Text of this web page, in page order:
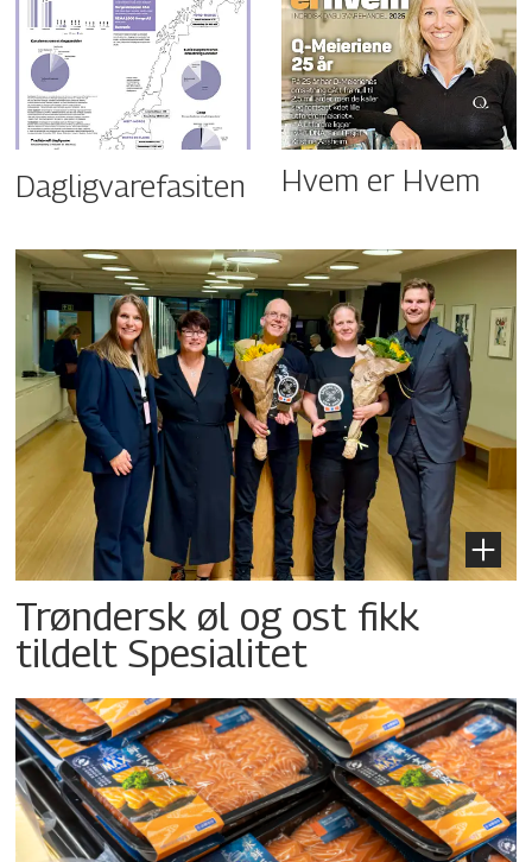
Dagligvarefasiten Hvem er Hvem
Trøndersk øl og ost fikk
tildelt Spesialitet